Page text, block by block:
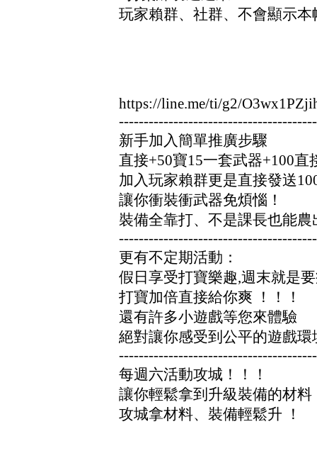
玩家賴群、社群、不會顯示
https://line.me/ti/g2/
新手加入簡單推廣步驟
直接+50寶15一套武器+100
加入玩家賴群更是直接發送
讓你衝裝衝武器免煩惱！
裝備全靠打、不是課長也能
更有不定期活動：
假日享受打寶樂趣,週末就是
打寶加倍直接給你爽 ！！！
還有許多小遊戲等您來體驗
絕對讓你感受到公平的遊戲環
每週六活動攻城！！！
讓你輕鬆拿到升級裝備的材料
攻城拿材料、裝備輕鬆升 ！